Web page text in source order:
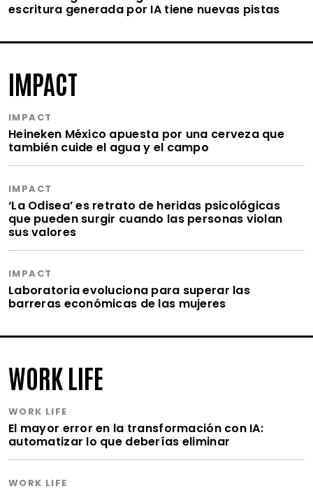
escritura generada por IA tiene nuevas pistas
IMPACT
IMPACT
Heineken México apuesta por una cerveza que
también cuide el agua y el campo
IMPACT
‘La Odisea’ es retrato de heridas psicológicas
que pueden surgir cuando las personas violan
sus valores
IMPACT
Laboratoria evoluciona para superar las
barreras económicas de las mujeres
WORK LIFE
WORK LIFE
El mayor error en la transformación con IA:
automatizar lo que deberías eliminar
WORK LIFE